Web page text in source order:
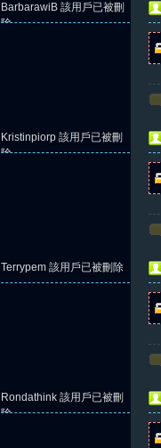
BarbarawiB 該用戶已被刪
除
Kristinpiorp 該用戶已被刪
除
Terrypem 該用戶已被刪除
Rondathink 該用戶已被刪
除